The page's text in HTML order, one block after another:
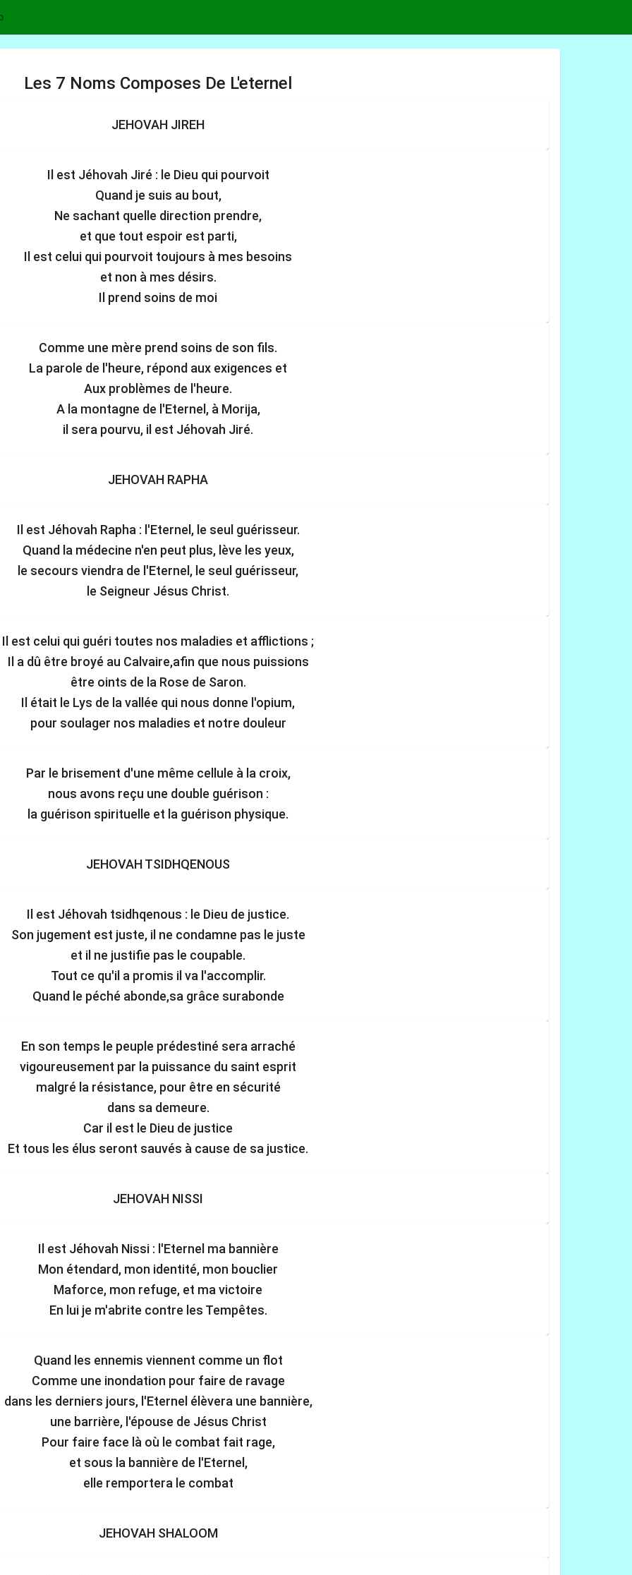
Les 7 Noms Composes De L'eternel
JEHOVAH JIREH
Il est Jéhovah Jiré : le Dieu qui pourvoit
Quand je suis au bout,
Ne sachant quelle direction prendre,
et que tout espoir est parti,
Il est celui qui pourvoit toujours à mes besoins
et non à mes désirs.
Il prend soins de moi
Comme une mère prend soins de son fils.
La parole de l'heure, répond aux exigences et
Aux problèmes de l'heure.
A la montagne de l'Eternel, à Morija,
il sera pourvu, il est Jéhovah Jiré.
JEHOVAH RAPHA
Il est Jéhovah Rapha : l'Eternel, le seul guérisseur.
Quand la médecine n'en peut plus, lève les yeux,
le secours viendra de l'Eternel, le seul guérisseur,
le Seigneur Jésus Christ.
Il est celui qui guéri toutes nos maladies et afflictions ;
Il a dû être broyé au Calvaire,afin que nous puissions
être oints de la Rose de Saron.
Il était le Lys de la vallée qui nous donne l'opium,
pour soulager nos maladies et notre douleur
Par le brisement d'une même cellule à la croix,
nous avons reçu une double guérison :
la guérison spirituelle et la guérison physique.
JEHOVAH TSIDHQENOUS
Il est Jéhovah tsidhqenous : le Dieu de justice.
Son jugement est juste, il ne condamne pas le juste
et il ne justifie pas le coupable.
Tout ce qu'il a promis il va l'accomplir.
Quand le péché abonde,sa grâce surabonde
En son temps le peuple prédestiné sera arraché
vigoureusement par la puissance du saint esprit
malgré la résistance, pour être en sécurité
dans sa demeure.
Car il est le Dieu de justice
Et tous les élus seront sauvés à cause de sa justice.
JEHOVAH NISSI
Il est Jéhovah Nissi : l'Eternel ma bannière
Mon étendard, mon identité, mon bouclier
Maforce, mon refuge, et ma victoire
En lui je m'abrite contre les Tempêtes.
Quand les ennemis viennent comme un flot
Comme une inondation pour faire de ravage
dans les derniers jours, l'Eternel élèvera une bannière,
une barrière, l'épouse de Jésus Christ
Pour faire face là où le combat fait rage,
et sous la bannière de l'Eternel,
elle remportera le combat
JEHOVAH SHALOOM